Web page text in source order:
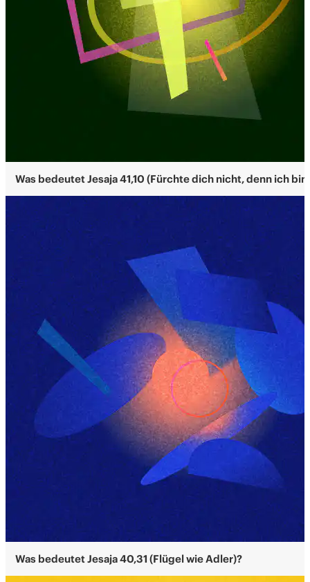
Was bedeutet Jesaja 41,10 (Fürchte dich nicht, denn ich
Was bedeutet Jesaja 40,31 (Flügel wie Adler)?